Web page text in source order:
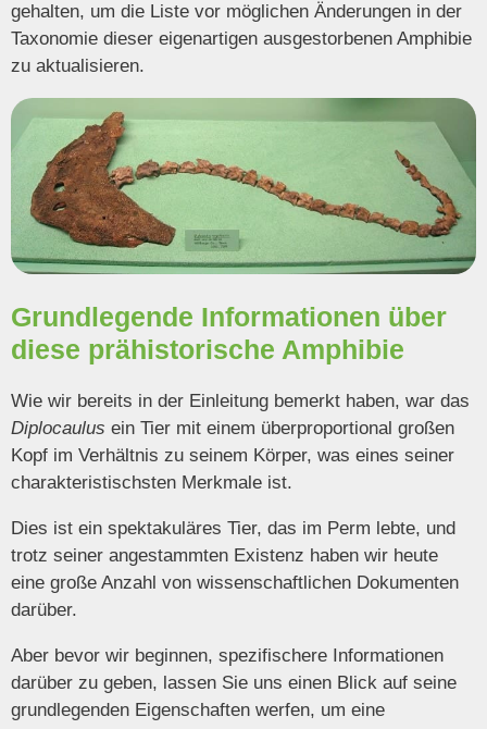
gehalten, um die Liste vor möglichen Änderungen in der
Taxonomie dieser eigenartigen ausgestorbenen Amphibie
zu aktualisieren.
Grundlegende Informationen über
diese prähistorische Amphibie
Wie wir bereits in der Einleitung bemerkt haben, war das
Diplocaulus ein Tier mit einem überproportional großen
Kopf im Verhältnis zu seinem Körper, was eines seiner
charakteristischsten Merkmale ist.
Dies ist ein spektakuläres Tier, das im Perm lebte, und
trotz seiner angestammten Existenz haben wir heute
eine große Anzahl von wissenschaftlichen Dokumenten
darüber.
Aber bevor wir beginnen, spezifischere Informationen
darüber zu geben, lassen Sie uns einen Blick auf seine
grundlegenden Eigenschaften werfen, um eine